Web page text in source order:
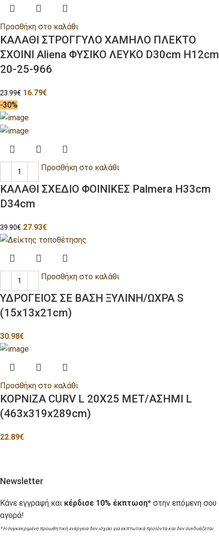
Προσθήκη στο καλάθι
ΚΑΛΑΘΙ ΣΤΡΟΓΓΥΛΟ ΧΑΜΗΛΟ ΠΛΕΚΤΟ
ΣΧΟΙΝΙ Aliena ΦΥΣΙΚΟ ΛΕΥΚΟ D30cm H12cm
20-25-966
23.99€ 16.79€
-30%
Προσθήκη στο καλάθι
ΚΑΛΑΘΙ ΣΧΕΔΙΟ ΦΟΙΝΙΚΕΣ Palmera H33cm
D34cm
39.90€ 27.93€
Προσθήκη στο καλάθι
ΥΔΡΟΓΕΙΟΣ ΣΕ ΒΑΣΗ ΞΥΛΙΝΗ/ΩΧΡΑ S
(15x13x21cm)
30.98€
Προσθήκη στο καλάθι
ΚΟΡΝΙΖΑ CURV L 20X25 ΜΕΤ/ΑΣΗΜΙ L
(463x319x289cm)
22.89€
Newsletter
Κάνε εγγραφή και κέρδισε 10% έκπτωση* στην επόμενη σου
αγορά!
* Η συγκεκριμένη προωθητική ενέργεια δεν ισχύει για εκπτωτικά προϊόντα και δεν συνδυάζεται